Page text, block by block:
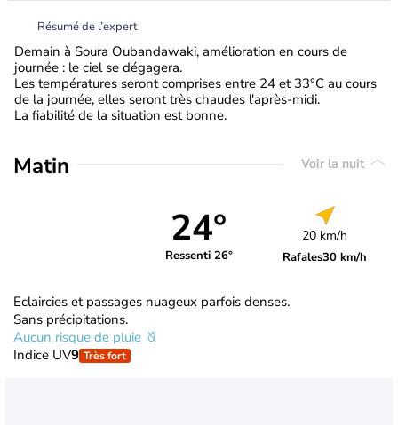
Résumé de l’expert
Demain à Soura Oubandawaki, amélioration en cours de
journée : le ciel se dégagera.
Les températures seront comprises entre 24 et 33°C au cours
de la journée, elles seront très chaudes l'après-midi.
La fiabilité de la situation est bonne.
Matin Voir la nuit
24°
Ressenti 26°
20 km/h
Rafales30 km/h
Eclaircies et passages nuageux parfois denses.
Sans précipitations.
Aucun risque de pluie
Indice UV9 Très fort